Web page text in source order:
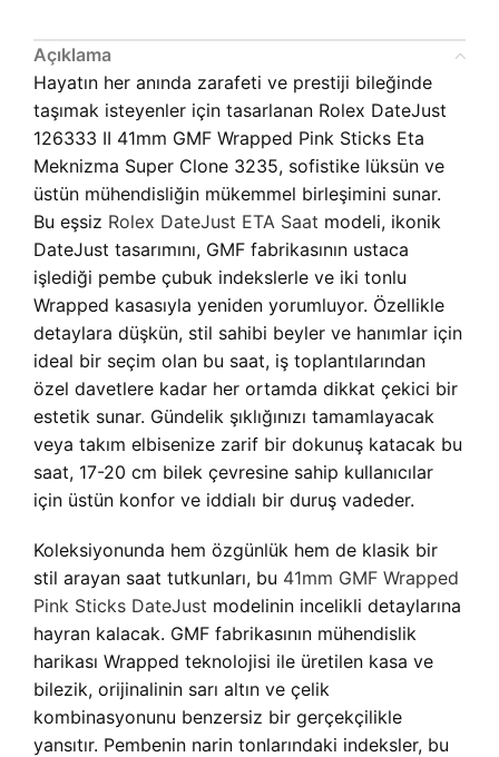
Açıklama
Hayatın her anında zarafeti ve prestiji bileğinde
taşımak isteyenler için tasarlanan Rolex DateJust
126333 II 41mm GMF Wrapped Pink Sticks Eta
Meknizma Super Clone 3235, sofistike lüksün ve
üstün mühendisliğin mükemmel birleşimini sunar.
Bu eşsiz Rolex DateJust ETA Saat modeli, ikonik
DateJust tasarımını, GMF fabrikasının ustaca
işlediği pembe çubuk indekslerle ve iki tonlu
Wrapped kasasıyla yeniden yorumluyor. Özellikle
detaylara düşkün, stil sahibi beyler ve hanımlar için
ideal bir seçim olan bu saat, iş toplantılarından
özel davetlere kadar her ortamda dikkat çekici bir
estetik sunar. Gündelik şıklığınızı tamamlayacak
veya takım elbisenize zarif bir dokunuş katacak bu
saat, 17-20 cm bilek çevresine sahip kullanıcılar
için üstün konfor ve iddialı bir duruş vadeder.
Koleksiyonunda hem özgünlük hem de klasik bir
stil arayan saat tutkunları, bu 41mm GMF Wrapped
Pink Sticks DateJust modelinin incelikli detaylarına
hayran kalacak. GMF fabrikasının mühendislik
harikası Wrapped teknolojisi ile üretilen kasa ve
bilezik, orijinalinin sarı altın ve çelik
kombinasyonunu benzersiz bir gerçekçilikle
yansıtır. Pembenin narin tonlarındaki indeksler, bu